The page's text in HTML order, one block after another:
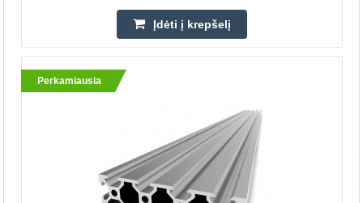
atsparesnis lenkimui ir sukimui. C-Beam linijinis b..
28.00€
Parduotuvėje Vilniuje YRA
Įdėti į krepšelį
Pridėti prie pageidavimų sąrašo
Įdėti į krepšelį
Perkamiausia